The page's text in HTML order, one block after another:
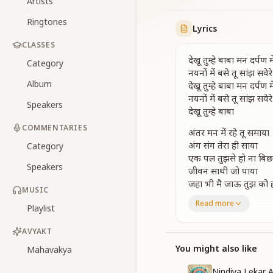
Ringtones
CLASSES
Category
Album
Speakers
COMMENTARIES
Category
Speakers
MUSIC
Playlist
AVYAKT
Mahavakya
Lyrics
देखू तुम्हे बाबा मन दर्पण
नयनों में बसे तू सांझ सवेरे
देखू तुम्हे बाबा मन दर्पण
नयनों में बसे तू सांझ सवेरे
देखू तुम्हे बाबा
अंतर मन में रहे तू समाया
अंग संग तेरा ही साया
एक पल तुझसे हो ना
जीवन साथी जो पाया
जहा भी मै जाऊ तुझ को
सदा संग संग तू रहता है मेरे
नयनों में बसे तू सांझ सवेरे
देखू तुम्हे बाबा
भटकती रही थी नाव
Read more
You might also like